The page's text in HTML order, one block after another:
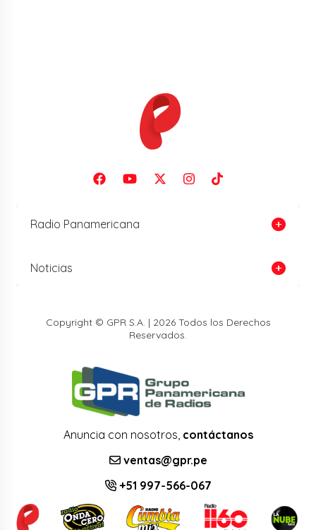
Radio Panamericana
Noticias
Copyright © GPR S.A. | 2026 Todos los Derechos
Reservados.
Anuncia con nosotros, contáctanos
ventas@gpr.pe
+51 997-566-067